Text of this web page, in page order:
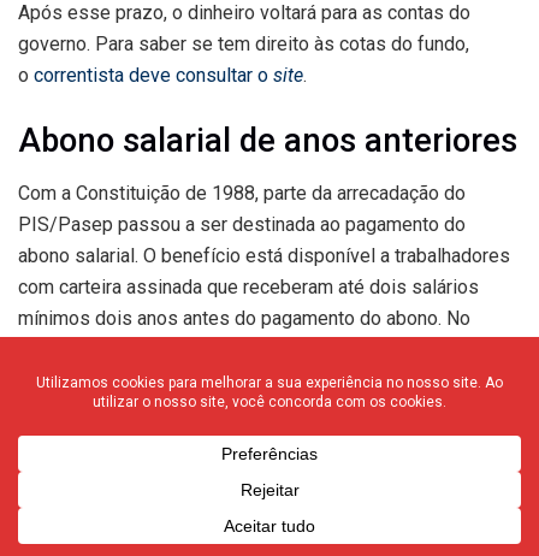
Após esse prazo, o dinheiro voltará para as contas do
governo. Para saber se tem direito às cotas do fundo,
o correntista deve consultar o site.
Abono salarial de anos anteriores
Com a Constituição de 1988, parte da arrecadação do
PIS/Pasep passou a ser destinada ao pagamento do
abono salarial. O benefício está disponível a trabalhadores
com carteira assinada que receberam até dois salários
mínimos dois anos antes do pagamento do abono. No
dinheiro.
Segundo o Ministério do Trabalho e Previdência, cerca de
320,4 mil trabalhadores ainda não retiraram o abono salarial
de 2019, totalizando R$ 208,5 milhões esquecidos.
A pasta abriu mais uma rodada de saques. A partir de 31 de